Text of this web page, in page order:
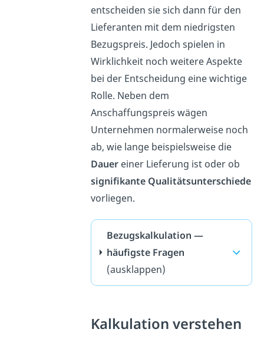
entscheiden sie sich dann für den
Lieferanten mit dem niedrigsten
Bezugspreis. Jedoch spielen in
Wirklichkeit noch weitere Aspekte
bei der Entscheidung eine wichtige
Rolle. Neben dem
Anschaffungspreis wägen
Unternehmen normalerweise noch
ab, wie lange beispielsweise die
Dauereiner Lieferung ist oder ob
signifikante Qualitätsunterschiede
vorliegen.
Bezugskalkulation —
häufigste Fragen
(ausklappen)
Kalkulation verstehen